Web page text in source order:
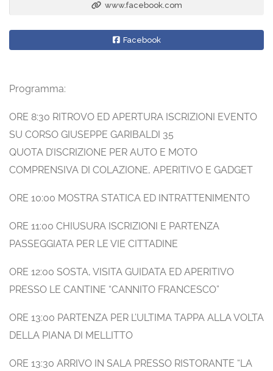
www.facebook.com
Facebook
Programma:
ORE 8:30 RITROVO ED APERTURA ISCRIZIONI EVENTO
SU CORSO GIUSEPPE GARIBALDI 35
QUOTA D’ISCRIZIONE PER AUTO E MOTO
COMPRENSIVA DI COLAZIONE, APERITIVO E GADGET
ORE 10:00 MOSTRA STATICA ED INTRATTENIMENTO
ORE 11:00 CHIUSURA ISCRIZIONI E PARTENZA
PASSEGGIATA PER LE VIE CITTADINE
ORE 12:00 SOSTA, VISITA GUIDATA ED APERITIVO
PRESSO LE CANTINE “CANNITO FRANCESCO”
ORE 13:00 PARTENZA PER L’ULTIMA TAPPA ALLA VOLTA
DELLA PIANA DI MELLITTO
ORE 13:30 ARRIVO IN SALA PRESSO RISTORANTE “LA